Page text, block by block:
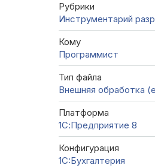
Рубрики
Инструментарий
Кому
Программист
Тип файла
Внешняя обработка
Платформа
1С:Предприятие 8
Конфигурация
1C:Бухгалтерия